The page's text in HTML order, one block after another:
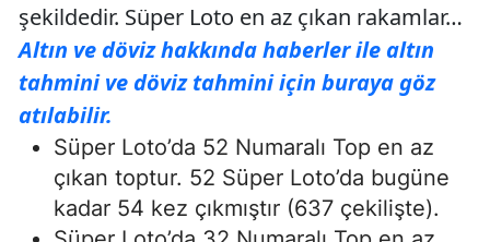
şekildedir. Süper Loto en az çıkan rakamlar…
Altın ve döviz hakkında haberler ile altın
tahmini ve döviz tahmini için buraya göz
atılabilir.
Süper Loto’da 52 Numaralı Top en az
çıkan toptur. 52 Süper Loto’da bugüne
kadar 54 kez çıkmıştır (637 çekilişte).